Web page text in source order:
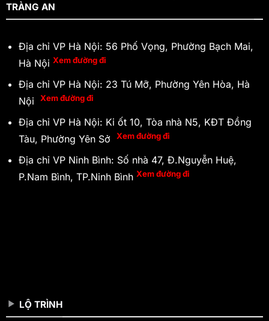
TRÀNG AN
Địa chỉ VP Hà Nội: 56 Phố Vọng, Phường Bạch Mai,
Hà Nội Xem đường đi
Địa chỉ VP Hà Nội: 23 Tú Mỡ, Phường Yên Hòa, Hà
Nội
Xem đường đi
Địa chỉ VP Hà Nội: Ki ốt 10, Tòa nhà N5, KĐT Đồng
Tàu, Phường Yên Sở
Xem đường đi
Địa chỉ VP Ninh Bình: Số nhà 47, Đ.Nguyễn Huệ,
P.Nam Bình, TP.Ninh Bình Xem đường đi
LỘ TRÌNH